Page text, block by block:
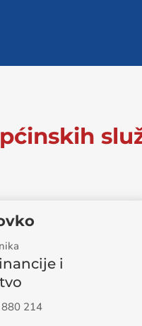
i
214